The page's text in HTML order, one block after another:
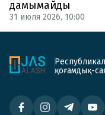
дамымайды
31 июля 2026, 10:00
қоғамдық-